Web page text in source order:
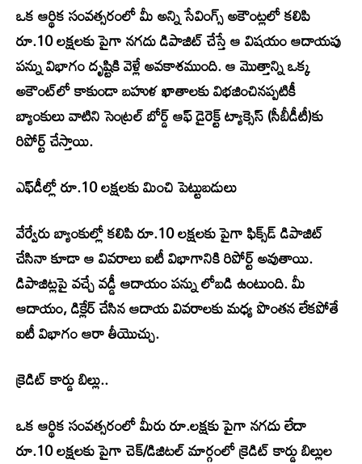
ఒక ఆర్థిక సంవత్సరంలో మీ అన్ని సేవింగ్స్‌ అకౌంట్లలో కలిపి
రూ.10 లక్షలకు పైగా నగదు డిపాజిట్‌ చేస్తే ఆ విషయం ఆదాయపు
పన్ను విభాగం దృష్టికి వెళ్లే అవకాశముంది. ఆ మొత్తాన్ని ఒక్క
అకౌంట్‌లో కాకుండా బహుళ ఖాతాలకు విభజించినప్పటికీ
బ్యాంకులు వాటిని సెంట్రల్‌ బోర్డ్‌ ఆఫ్‌ డైరెక్ట్‌ ట్యాక్సెస్‌ (సీబీడీటీ)కు
రిపోర్ట్‌ చేస్తాయి.
ఎఫ్‌డీల్లో రూ.10 లక్షలకు మించి పెట్టుబడులు
వేర్వేరు బ్యాంకుల్లో కలిపి రూ.10 లక్షలకు పైగా ఫిక్స్‌డ్‌ డిపాజిట్‌
చేసినా కూడా ఆ వివరాలు ఐటీ విభాగానికి రిపోర్ట్‌ అవుతాయి.
డిపాజిట్లపై వచ్చే వడ్డీ ఆదాయం పన్ను లోబడి ఉంటుంది. మీ
ఆదాయం, డిక్లేర్‌ చేసిన ఆదాయ వివరాలకు మధ్య పొంతన లేకపోతే
ఐటీ విభాగం ఆరా తీయొచ్చు.
క్రెడిట్‌ కార్డు బిల్లు..
ఒక ఆర్థిక సంవత్సరంలో మీరు రూ.లక్షకు పైగా నగదు లేదా
రూ.10 లక్షలకు పైగా చెక్‌/డిజిటల్‌ మార్గంలో క్రెడిట్‌ కార్డు బిల్లుల